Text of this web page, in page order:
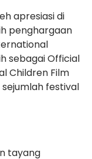
apresiasi di
penghargaan
sebagai Official
Children Film
festival
tayang